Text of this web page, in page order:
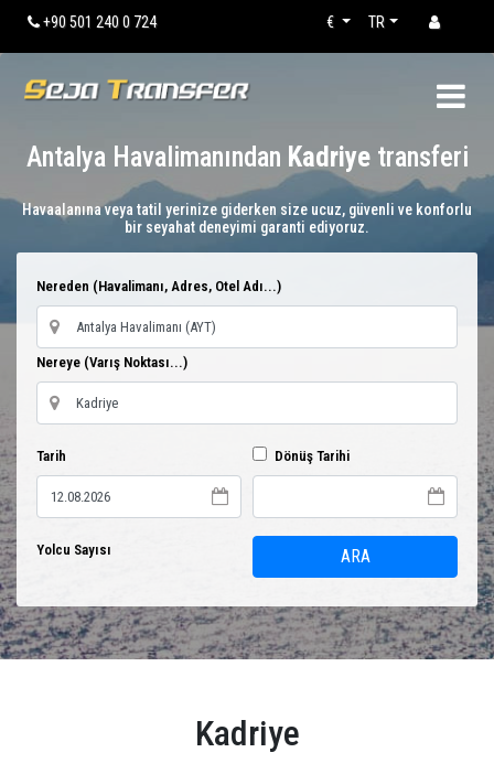
+90 501 240 0 724 TR
€
Antalya Havalimanından Kadriyetransferi
Havaalanına veya tatil yerinize giderken size ucuz, güvenli ve konforlu
bir seyahat deneyimi garanti ediyoruz.
Nereden (Havalimanı, Adres, Otel Adı...)
Nereye (Varış Noktası...)
Tarih Dönüş Tarihi
Yolcu Sayısı ARA
Kadriye